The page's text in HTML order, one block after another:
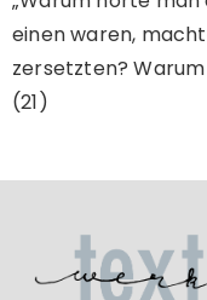
einen waren,
zersetzten?
(21)